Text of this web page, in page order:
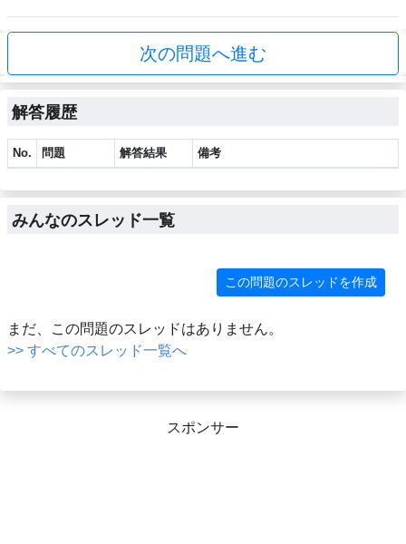
次の問題へ進む
解答履歴
No. 問題 解答結果 備考
みんなのスレッド一覧
この問題のスレッドを作成
まだ、この問題のスレッドはありません。
>> すべてのスレッド一覧へ
スポンサー